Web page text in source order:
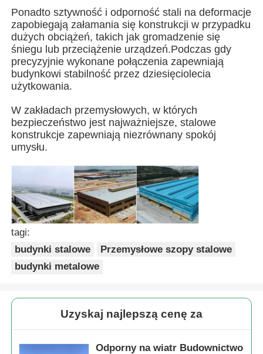
Budowa konstrukcji stalowej
Warsztat konstrukcji stalowych
magazyn konstrukcji stalowych
Szpa konstrukcji stalowych
Ciężka konstrukcja stalowa
Most ze stali
Biuro konstrukcji stalowej
Ponadto sztywność i odporność stali na deformacje
zapobiegają załamania się konstrukcji w przypadku
dużych obciążeń, takich jak gromadzenie się
śniegu lub przeciążenie urządzeń.Podczas gdy
precyzyjnie wykonane połączenia zapewniają
budynkowi stabilność przez dziesięciolecia
użytkowania.
W zakładach przemysłowych, w których
bezpieczeństwo jest najważniejsze, stalowe
konstrukcje zapewniają niezrównany spokój
umysłu.
tagi:
budynki stalowe
Przemysłowe szopy stalowe
budynki metalowe
Uzyskaj najlepszą cenę za
Odporny na wiatr Budownictwo